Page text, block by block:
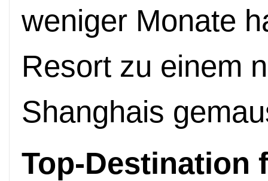
weniger Monate
Resort zu einem
Shanghais
Top-Destination